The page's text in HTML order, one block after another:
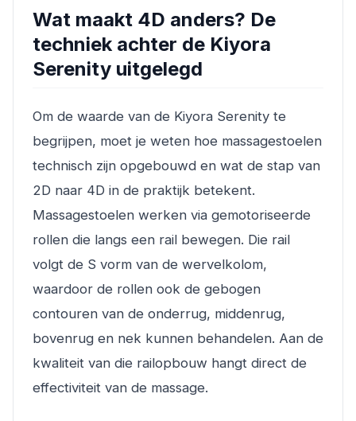
Wat maakt 4D anders? De
techniek achter de Kiyora
Serenity uitgelegd
Om de waarde van de Kiyora Serenity te
begrijpen, moet je weten hoe massagestoelen
technisch zijn opgebouwd en wat de stap van
2D naar 4D in de praktijk betekent.
Massagestoelen werken via gemotoriseerde
rollen die langs een rail bewegen. Die rail
volgt de S vorm van de wervelkolom,
waardoor de rollen ook de gebogen
contouren van de onderrug, middenrug,
bovenrug en nek kunnen behandelen. Aan de
kwaliteit van die railopbouw hangt direct de
effectiviteit van de massage.